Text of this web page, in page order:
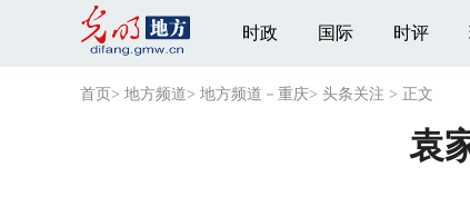
时政 国际 时评
首页 > 地方频道> 地方频道－重庆> 头条关注 > 正文
袁